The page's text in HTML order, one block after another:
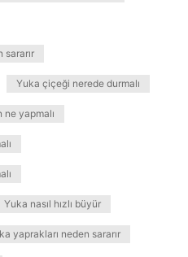
sararır
Yuka çiçeği nerede durmalı
yapmalı
Yuka nasıl hızlı büyür
yaprakları neden sararır